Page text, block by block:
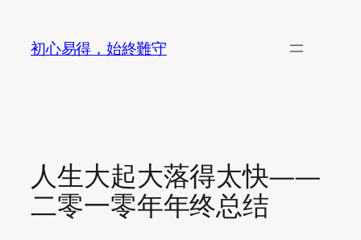
content
初心易得，始終難守
人生大起大落得太快——
二零一零年年终总结